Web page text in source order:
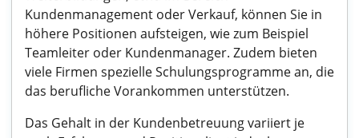
Kundenmanagement oder Verkauf, können Sie in
höhere Positionen aufsteigen, wie zum Beispiel
Teamleiter oder Kundenmanager. Zudem bieten
viele Firmen spezielle Schulungsprogramme an, die
das berufliche Vorankommen unterstützen.
Das Gehalt in der Kundenbetreuung variiert je